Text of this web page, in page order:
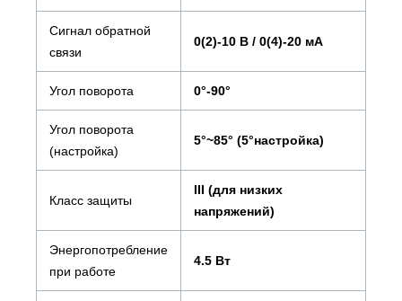
Сигнал обратной
связи
0(2)-10 В / 0(4)-20 мА
Угол поворота 0°-90°
Угол поворота
(настройка)
5°~85° (5°настройка)
Класс защиты
III (для низких
напряжений)
Энергопотребление
при работе
4.5 Вт